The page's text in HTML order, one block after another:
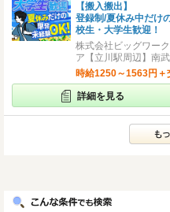
【搬入搬出】
登録制/夏休み中だ
校生・大学生歓迎！
株式会社ビッグワー
ア【立川駅周辺】南
時給1250～1563円＋
詳細を見る